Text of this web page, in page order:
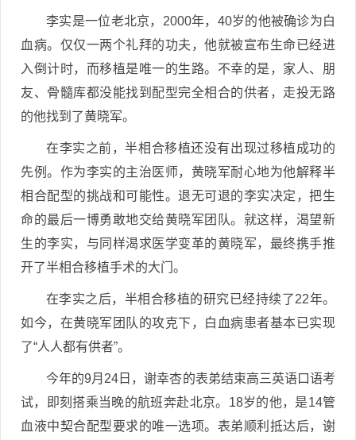
李实是一位老北京，2000年，40岁的他被确诊为白
血病。仅仅一两个礼拜的功夫，他就被宣布生命已经进
入倒计时，而移植是唯一的生路。不幸的是，家人、朋
友、骨髓库都没能找到配型完全相合的供者，走投无路
的他找到了黄晓军。
在李实之前，半相合移植还没有出现过移植成功的
先例。作为李实的主治医师，黄晓军耐心地为他解释半
相合配型的挑战和可能性。退无可退的李实决定，把生
命的最后一博勇敢地交给黄晓军团队。就这样，渴望新
生的李实，与同样渴求医学变革的黄晓军，最终携手推
开了半相合移植手术的大门。
在李实之后，半相合移植的研究已经持续了22年。
如今，在黄晓军团队的攻克下，白血病患者基本已实现
了“人人都有供者”。
今年的9月24日，谢幸杏的表弟结束高三英语口语考
试，即刻搭乘当晚的航班奔赴北京。18岁的他，是14管
血液中契合配型要求的唯一选项。表弟顺利抵达后，谢